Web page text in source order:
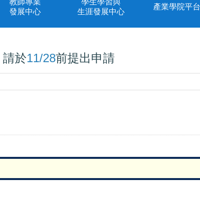
發展中心
生涯發展中心
產業學院平台
請於11/28前提出申請